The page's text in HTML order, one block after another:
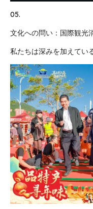
05.
文化への問い：国際観光
私たちは深みを加えてい